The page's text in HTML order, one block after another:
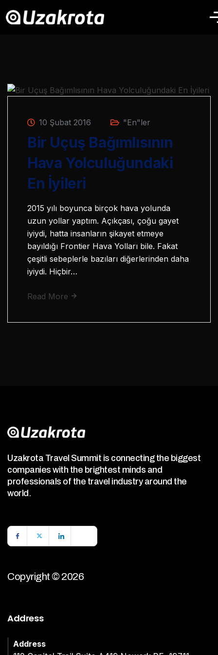
10 Şubat 2016 "En"ler
Bir Uçuş Bağımlısının
Hava Yolculuğundaki
En İyileri
2015 yılı boyunca birçok hava yolunda
uzun yollar yaptım. Açıkçası, çoğu gayet
iyiydi, hatta insanların şikayet etmeye
bayıldığı Frontier Hava Yolları bile. Fakat
çeşitli sebeplerle bazıları diğerlerinden daha
iyiydi. Hiçbir…
Read More
Uzakrota Travel Summit is connecting the biggest
companies with the brightest minds and
professionals of the travel industry around the
world.
Copyright © 2026
Address
Address